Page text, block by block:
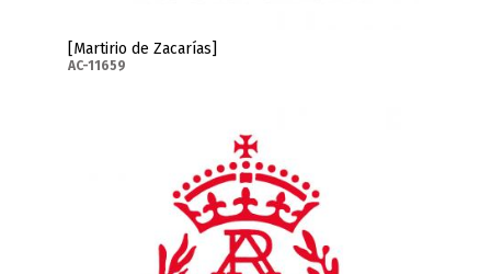
[Martirio de Zacarías]
AC-11659